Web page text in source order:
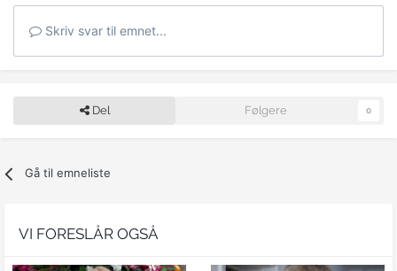
Skriv svar til emnet...
Del Følgere 0
Gå til emneliste
VI FORESLÅR OGSÅ